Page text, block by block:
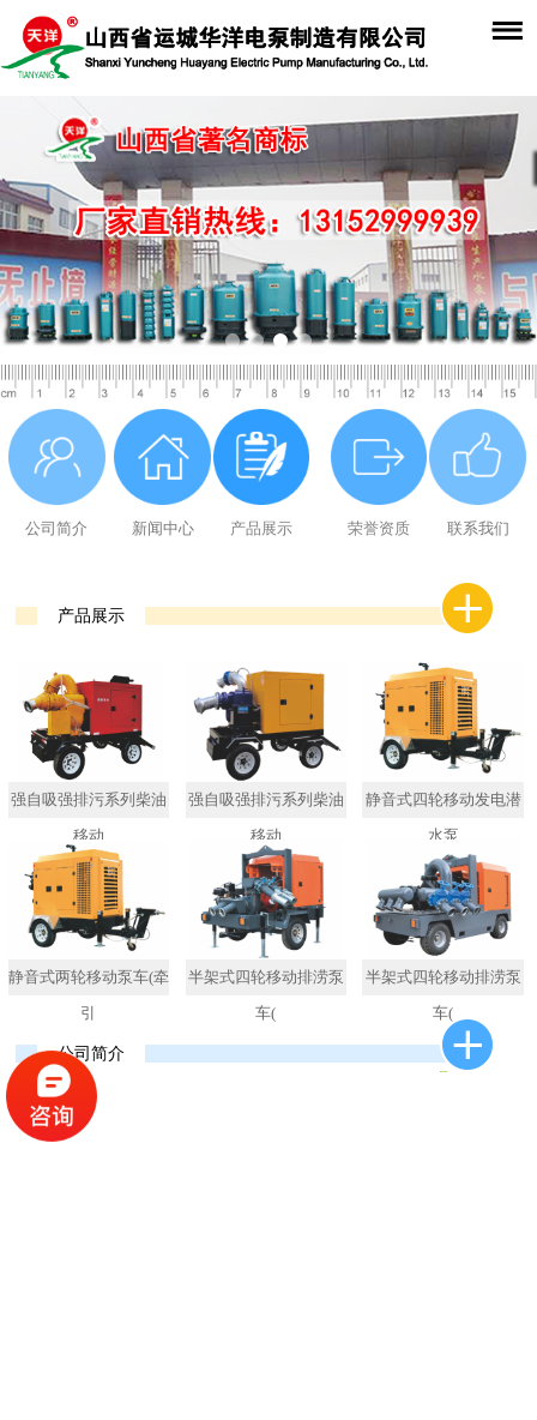
公司简介 新闻中心 产品展示 荣誉资质 联系我们
产品展示
强自吸强排污系列柴油
移动
强自吸强排污系列柴油
移动
静音式四轮移动发电潜
水泵
静音式两轮移动泵车(牵
引
半架式四轮移动排涝泵
车(
半架式四轮移动排涝泵
车(
公司简介